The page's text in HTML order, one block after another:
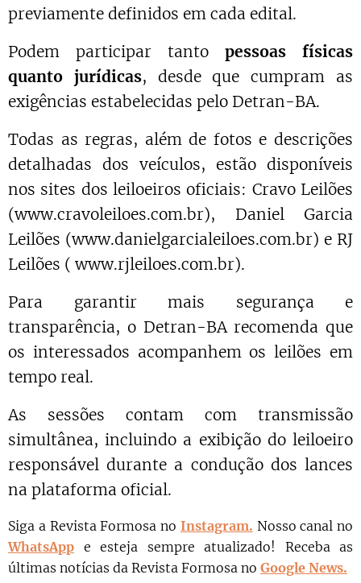
previamente definidos em cada edital.
Podem participar tanto pessoas físicas
quanto jurídicas, desde que cumpram as
exigências estabelecidas pelo Detran-BA.
Todas as regras, além de fotos e descrições
detalhadas dos veículos, estão disponíveis
nos sites dos leiloeiros oficiais: Cravo Leilões
(www.cravoleiloes.com.br), Daniel Garcia
Leilões (www.danielgarcialeiloes.com.br) e RJ
Leilões ( www.rjleiloes.com.br).
Para garantir mais segurança e
transparência, o Detran-BA recomenda que
os interessados acompanhem os leilões em
tempo real.
As sessões contam com transmissão
simultânea, incluindo a exibição do leiloeiro
responsável durante a condução dos lances
na plataforma oficial.
Siga a Revista Formosa no Instagram. Nosso canal no
WhatsApp e esteja sempre atualizado! Receba as
últimas notícias da Revista Formosa no Google News.